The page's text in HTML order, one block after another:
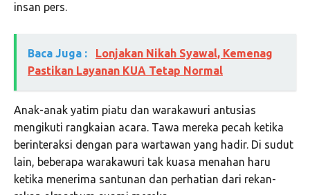
insan pers.
Baca Juga :
Lonjakan Nikah Syawal, Kemenag
Pastikan Layanan KUA Tetap Normal
Anak-anak yatim piatu dan warakawuri antusias
mengikuti rangkaian acara. Tawa mereka pecah ketika
berinteraksi dengan para wartawan yang hadir. Di sudut
lain, beberapa warakawuri tak kuasa menahan haru
ketika menerima santunan dan perhatian dari rekan-